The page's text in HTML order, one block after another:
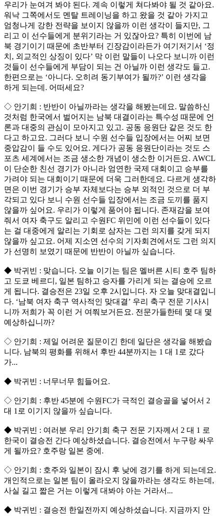
우리가 눈여겨 봐야 된다. 계속 이렇게 쳐다봐야 될 것 같아요.
워낙 그쪽에서도 멘탈 트레이닝을 하고 왔을 것 같아 가지고
엄청나게 강한 전략을 보이지 않을까 이런 생각이 들지만, 그
리고 이 선수들에게 분위기라는 거 있잖아요? 특히 이번에 남
북 경기이기 때문에 초반부터 긴장감이라든가 여기저기서 ‘정
치, 외교적인 상징이 있다’ 막 이런 말들이 나오다 보니까 이런
것들이 선수들에게 부담이 되는 건 아닐까 이런 생각도 들고.
한편으로는 ‘아니다. 오히려 동기부여가 될까?’ 이런 생각을
하게 되는데. 어떠세요?
◇ 안기희 : 반반이 아닐까라는 생각을 해봤는데요. 말씀하신
것처럼 한국에서 벌어지는 남북 대결이라는 특수성 때문에 언
론과 대중의 관심이 모아지고 있고. 공동 응원단 같은 것도 한
다고 하고요. 그러다 보니 수원 선수들 입장에서는 어찌 보면
중압감이 들 수도 있어요. 게다가 공동 응원단이라는 것도 스
포츠 세계에서는 조금 생소한 개념이 생소한 이거든요. AWCL
이 단순한 친선 경기가 아니라 엄연한 국제 대회이고 승부를
가려야 되는 대회이기 때문에 더욱 그러한데요. 다르게 생각하
면은 이번 경기가 승부 자체보다는 승부 외적인 것으로 더 부
각되고 있다 보니 수원 선수들 입장에서는 조금 도끼를 품지
않을까 싶어요. 우리가 이렇게 품어야 됩니다. 존재감을 보여
줘서 여자 축구도 알리고 수원FC 위민에 이런 선수들이 있다
는 걸 대중에게 알리는 기회로 삼자는 그런 의지를 갖게 되지
않을까 싶고요. 어제 지소연 선수의 기자회견에서도 그런 의지
가 선명히 보였기 때문에 반반이 아닐까 싶습니다.
◆ 박귀빈 : 맞습니다. 오늘 이기는 팀은 멜버른 시티 호주 팀하
고 도쿄 베르디, 일본 팀하고 승자를 가리게 되는 결승에 오르
게 됩니다. 결승전은 23일 오후 2시입니다. 자 오늘 맞대결입니
다. ‘남북 여자 축구 역사적인 맞대결’ 우리 축구 전문 기사시
니까 저희가 꼭 이런 거 여쭤보거든요. 전문가들한테 몇 대 몇
예상하십니까?
◇ 안기희 : 제일 어려운 질문이긴 한데 일단은 생각을 해봤습
니다. 남북의 평화를 위해서 후반 44분까지는 1 대 1로 갔다
가...
◆ 박귀빈 : 너무너무 힘들어요.
◇ 안기희 : 후반 45분에 수원FC가 극적인 결승골을 넣어서 2
대 1로 이기지 않을까 싶습니다.
◆ 박귀빈 : 여러분 우리 안기희 축구 전문 기자께서 2 대 1 로
한국이 결승전 간다 예상하셨습니다. 결승전에서 누구랑 싸우
게 될까요? 호주랑 일본 중에.
◇ 안기희 : 호주와 일본이 잠시 후 낮에 경기를 하게 되는데요.
개인적으로는 일본 팀이 올라오지 않을까라는 생각도 하는데,
사실 길고 짧은 거는 이렇게 대봐야 아는 거라서...
◆ 박귀빈 : 결승전 한일전까지 예상하셨습니다. 지금까지 안